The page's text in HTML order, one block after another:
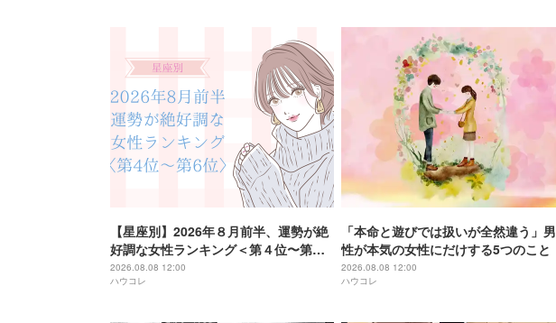
【星座別】2026年８月前半、運勢が絶
好調な女性ランキング＜第４位〜第６
位＞
2026.08.08 12:00
ハウコレ
「本命と遊びでは扱いが全然違う」男
性が本気の女性にだけする5つのこと
2026.08.08 12:00
ハウコレ